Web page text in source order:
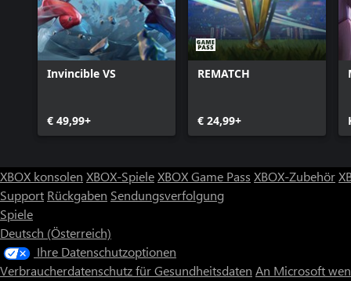
Invincible VS
€ 49,99+
REMATCH
€ 24,99+
XBOX konsolen XBOX-SpieleXBOX Game Pass XBOX-Zubehör
Support Rückgaben Sendungsverfolgung
Spiele
Deutsch (Österreich)
Ihre Datenschutzoptionen
Verbraucherdatenschutz für Gesundheitsdaten An Microsoft